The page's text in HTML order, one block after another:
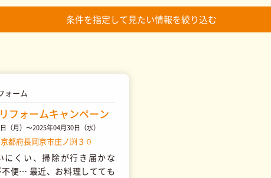
条件を指定して見たい情報を絞り込む
ォーム
フォームキャンペーン
（月）〜2025年04月30日（水）
都府長岡京市庄ノ渕３０
にくい、掃除が行き届かな
便… 最近、お料理してても